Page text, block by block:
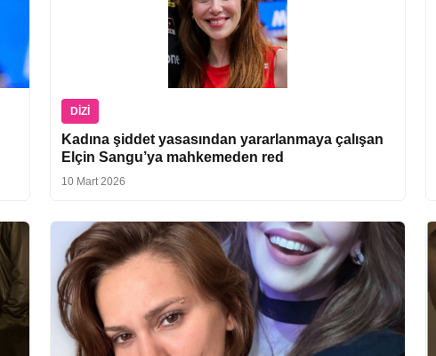
DIZI
Kadına şiddet yasasından yararlanmaya çalışan
Elçin Sangu’ya mahkemeden red
10 Mart 2026